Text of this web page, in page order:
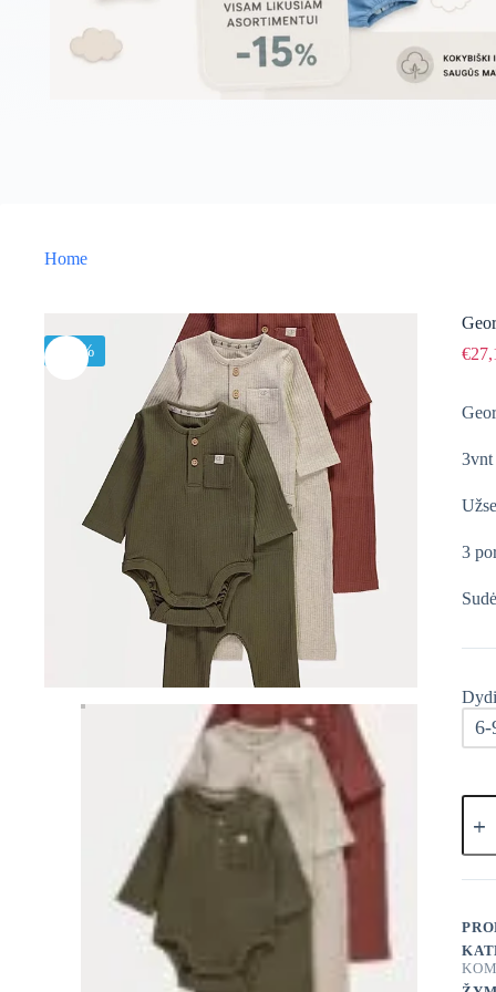
Home
-15%
€
3vnt
3
6-
6-